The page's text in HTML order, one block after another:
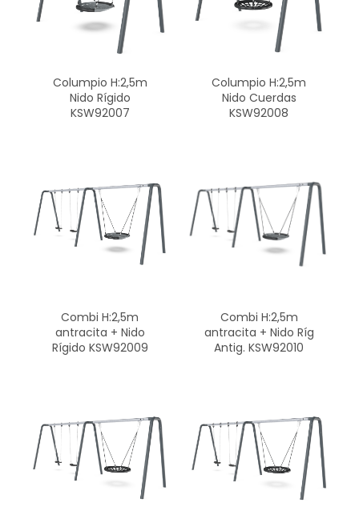
Columpio H:2,5m
Nido Rígido
KSW92007
Columpio H:2,5m
Nido Cuerdas
KSW92008
Combi H:2,5m
antracita + Nido
Rígido KSW92009
Combi H:2,5m
antracita + Nido Ríg
Antig. KSW92010